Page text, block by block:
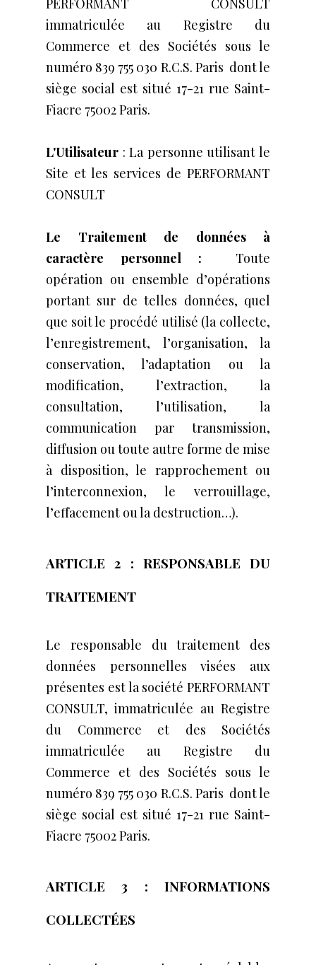
PERFORMANT CONSULT
immatriculée au Registre du
Commerce et des Sociétés sous le
numéro 839 755 030 R.C.S. Paris dont le
siège social est situé 17-21 rue Saint-
Fiacre 75002 Paris.
L'Utilisateur : La personne utilisant le
Site et les services de PERFORMANT
CONSULT
Le Traitement de données à
caractère personnel :
Toute
opération ou ensemble d’opérations
portant sur de telles données, quel
que soit le procédé utilisé (la collecte,
l’enregistrement, l’organisation, la
conservation, l’adaptation ou la
modification, l’extraction, la
consultation, l’utilisation, la
communication par transmission,
diffusion ou toute autre forme de mise
à disposition, le rapprochement ou
l’interconnexion, le verrouillage,
l’effacement ou la destruction…).
ARTICLE 2 : RESPONSABLE DU
TRAITEMENT
Le responsable du traitement des
données personnelles visées aux
présentes est la société PERFORMANT
CONSULT, immatriculée au Registre
du Commerce et des Sociétés
immatriculée au Registre du
Commerce et des Sociétés sous le
numéro 839 755 030 R.C.S. Paris dont le
siège social est situé 17-21 rue Saint-
Fiacre 75002 Paris.
ARTICLE 3 : INFORMATIONS
COLLECTÉES